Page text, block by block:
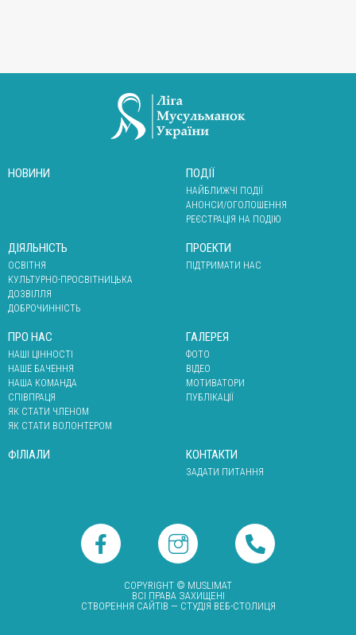
НОВИНИ ПОДІЇ
НАЙБЛИЖЧІ ПОДІЇ
АНОНСИ/ОГОЛОШЕННЯ
РЕЄСТРАЦІЯ НА ПОДІЮ
ДІЯЛЬНІСТЬ
ОСВІТНЯ
КУЛЬТУРНО-ПРОСВІТНИЦЬКА
ДОЗВІЛЛЯ
ДОБРОЧИННІСТЬ
ПРОЕКТИ
ПІДТРИМАТИ НАС
ПРО НАС
НАШІ ЦІННОСТІ
НАШЕ БАЧЕННЯ
НАША КОМАНДА
СПІВПРАЦЯ
ЯК СТАТИ ЧЛЕНОМ
ЯК СТАТИ ВОЛОНТЕРОМ
ГАЛЕРЕЯ
ФОТО
ВІДЕО
МОТИВАТОРИ
ПУБЛІКАЦІЇ
ФІЛІАЛИ КОНТАКТИ
ЗАДАТИ ПИТАННЯ
COPYRIGHT © MUSLIMAT
ВСІ ПРАВА ЗАХИЩЕНІ
СТВОРЕННЯ САЙТІВ — СТУДІЯ ВЕБ-СТОЛИЦЯ